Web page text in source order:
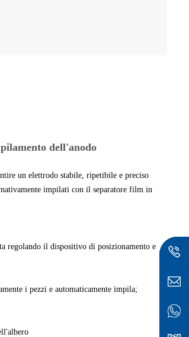
dell'anodo
un elettrodo stabile, ripetibile e preciso
impilati con il separatore film in
regolando il dispositivo di posizionamento e
i pezzi e automaticamente impila;